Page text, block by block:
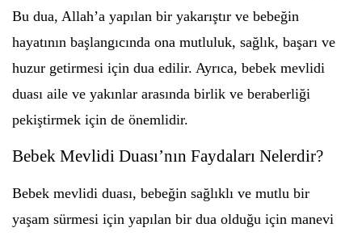
Bu dua, Allah’a yapılan bir yakarıştır ve bebeğin
hayatının başlangıcında ona mutluluk, sağlık, başarı ve
huzur getirmesi için dua edilir. Ayrıca, bebek mevlidi
duası aile ve yakınlar arasında birlik ve beraberliği
pekiştirmek için de önemlidir.
Bebek Mevlidi Duası’nın Faydaları Nelerdir?
Bebek mevlidi duası, bebeğin sağlıklı ve mutlu bir
yaşam sürmesi için yapılan bir dua olduğu için manevi